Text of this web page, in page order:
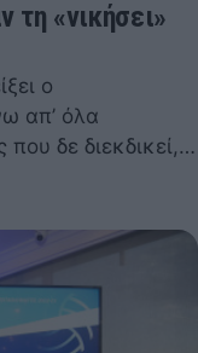
τη «νικήσει»
ο
απ’ όλα
δε διεκδικεί,…